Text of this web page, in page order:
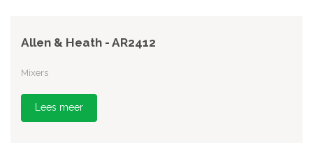
Allen & Heath - AR2412
Mixers
Lees meer